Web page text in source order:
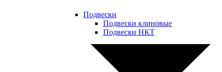
Подвески
Подвески клиновые
Подвески НКТ